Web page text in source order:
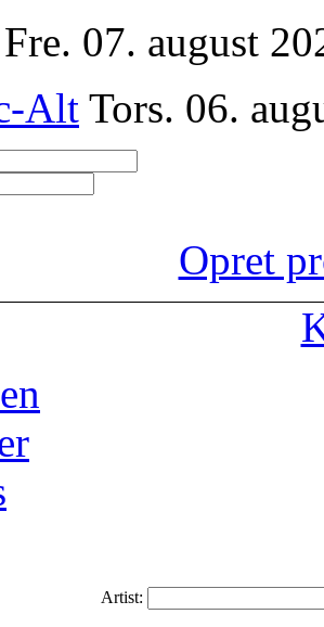
Fre. 07. august
Alt Tors. 06.
Opret
Artist: